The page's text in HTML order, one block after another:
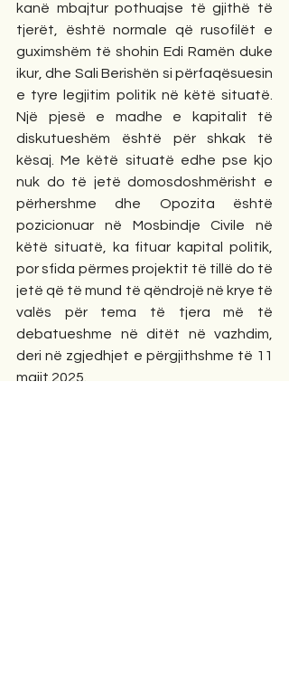
kanë mbajtur pothuajse të gjithë të
tjerët, është normale që rusofilët e
guximshëm të shohin Edi Ramën duke
ikur, dhe Sali Berishën si përfaqësuesin
e tyre legjitim politik në këtë situatë.
Një pjesë e madhe e kapitalit të
diskutueshëm është për shkak të
kësaj. Me këtë situatë edhe pse kjo
nuk do të jetë domosdoshmërisht e
përhershme dhe Opozita është
pozicionuar në Mosbindje Civile në
këtë situatë, ka fituar kapital politik,
por sfida përmes projektit të tillë do të
jetë që të mund të qëndrojë në krye të
valës për tema të tjera më të
debatueshme në ditët në vazhdim,
deri në zgjedhjet e përgjithshme të 11
majit 2025.